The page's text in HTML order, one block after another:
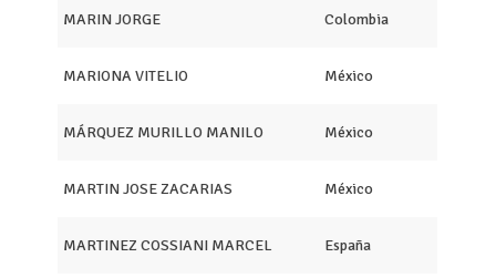
MARIN JORGE Colombia
MARIONA VITELIO México
MÁRQUEZ MURILLO MANILO México
MARTIN JOSE ZACARIAS México
MARTINEZ COSSIANI MARCEL España